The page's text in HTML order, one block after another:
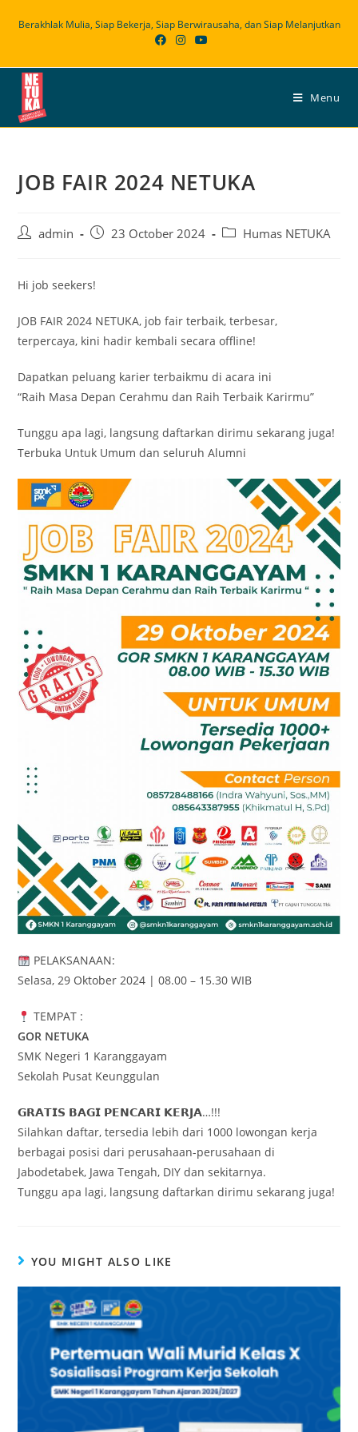
Berakhlak Mulia, Siap Bekerja, Siap Berwirausaha, dan Siap Melanjutkan
Menu
JOB FAIR 2024 NETUKA
Postadmin
Post23 October 2024
PostHumas NETUKA
Hi job seekers!
JOB FAIR 2024 NETUKA, job fair terbaik, terbesar,
terpercaya, kini hadir kembali secara offline!
Dapatkan peluang karier terbaikmu di acara ini
“Raih Masa Depan Cerahmu dan Raih Terbaik Karirmu”
Tunggu apa lagi, langsung daftarkan dirimu sekarang juga!
Terbuka Untuk Umum dan seluruh Alumni
PELAKSANAAN:
Selasa, 29 Oktober 2024 | 08.00 – 15.30 WIB
TEMPAT :
GOR NETUKA
SMK Negeri 1 Karanggayam
Sekolah Pusat Keunggulan
𝗚𝗥𝗔𝗧𝗜𝗦 𝗕𝗔𝗚𝗜 𝗣𝗘𝗡𝗖𝗔𝗥𝗜 𝗞𝗘𝗥𝗝𝗔…!!!
Silahkan daftar, tersedia lebih dari 1000 lowongan kerja
berbagai posisi dari perusahaan-perusahaan di
Jabodetabek, Jawa Tengah, DIY dan sekitarnya.
Tunggu apa lagi, langsung daftarkan dirimu sekarang juga!
YOU MIGHT ALSO LIKE